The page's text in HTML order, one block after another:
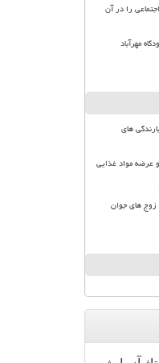
را در آن
مهرآباد
موج بارندگی های
عرضه مواد غذایی
زوج های جوان